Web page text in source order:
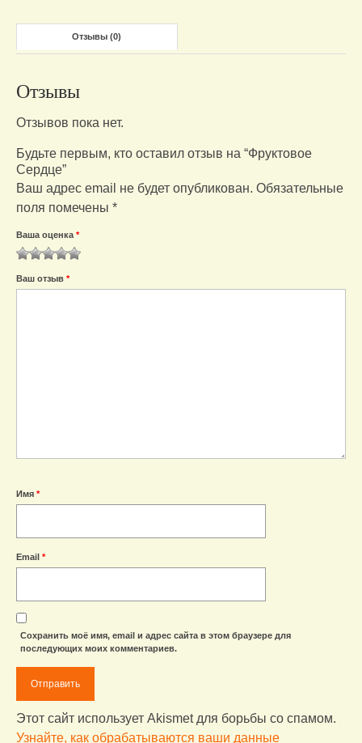
Отзывы (0)
Отзывы
Отзывов пока нет.
Будьте первым, кто оставил отзыв на “Фруктовое
Сердце”
Ваш адрес email не будет опубликован. Обязательные
поля помечены *
Ваша оценка *
Ваш отзыв *
Имя *
Email *
Сохранить моё имя, email и адрес сайта в этом браузере для
последующих моих комментариев.
Этот сайт использует Akismet для борьбы со спамом.
Узнайте, как обрабатываются ваши данные